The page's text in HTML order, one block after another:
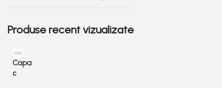
Produse recent vizualizate
Capa
c